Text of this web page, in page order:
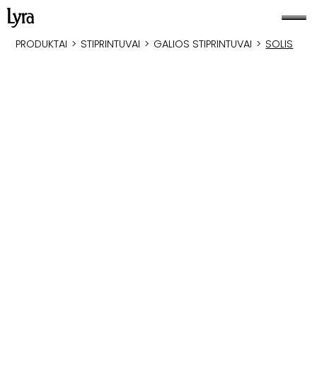
PRODUKTAI > STIPRINTUVAI > GALIOS STIPRINTUVAI > SOLIS